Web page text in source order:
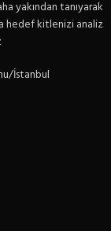
yakından tanıyarak
hedef kitlenizi analiz
İstanbul